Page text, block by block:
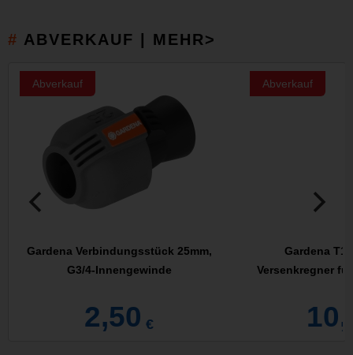
ABVERKAUF | MEHR>
Abverkauf
Gardena Verbindungsstück 25mm,
G3/4-Innengewinde
2,50 €
Abverkauf
Gardena
Versenkregner